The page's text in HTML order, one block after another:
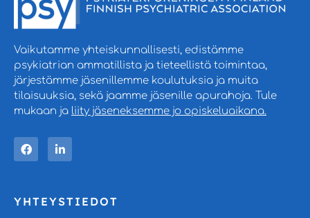
Vaikutamme yhteiskunnallisesti, edistämme
psykiatrian ammatillista ja tieteellistä toimintaa,
järjestämme jäsenillemme koulutuksia ja muita
tilaisuuksia, sekä jaamme jäsenille apurahoja. Tule
mukaan ja liity jäseneksemme jo opiskeluaikana.
YHTEYSTIEDOT